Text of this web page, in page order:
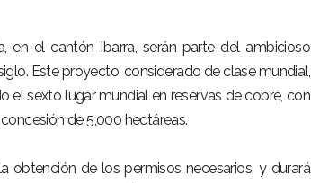
en el cantón Ibarra, serán parte del ambicioso
Este proyecto, considerado de clase mundial,
sexto lugar mundial en reservas de cobre, con
de 5,000 hectáreas.
obtención de los permisos necesarios, y durará